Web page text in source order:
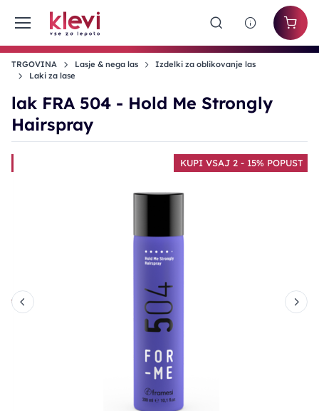
TRGOVINA Lasje & nega las
Izdelki za oblikovanje las
Laki za lase
lak FRA 504 - Hold Me Strongly
Hairspray
KUPI VSAJ 2 - 15% POPUST